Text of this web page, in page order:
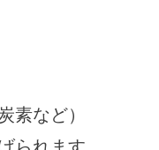
素など）